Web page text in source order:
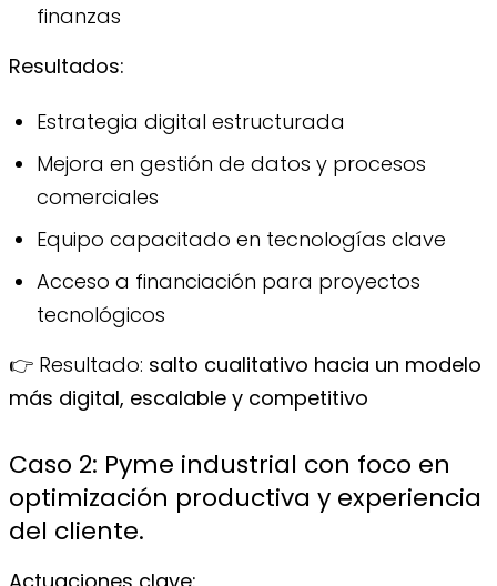
finanzas
Resultados:
Estrategia digital estructurada
Mejora en gestión de datos y procesos
comerciales
Equipo capacitado en tecnologías clave
Acceso a financiación para proyectos
tecnológicos
👉 Resultado: salto cualitativo hacia un modelo
más digital, escalable y competitivo
Caso 2: Pyme industrial con foco en
optimización productiva y experiencia
del cliente.